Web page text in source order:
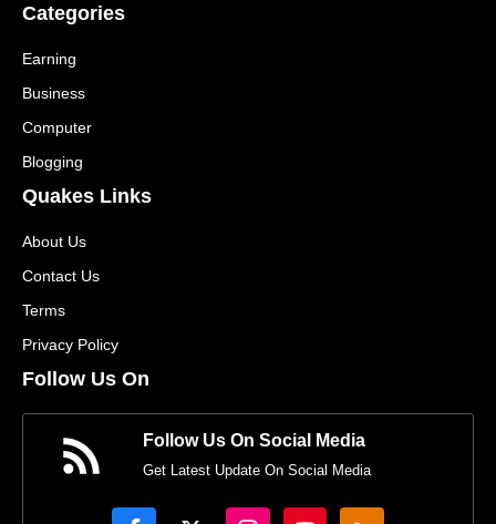
Categories
Earning
Business
Computer
Blogging
Quakes Links
About Us
Contact Us
Terms
Privacy Policy
Follow Us On
Follow Us On Social Media
Get Latest Update On Social Media